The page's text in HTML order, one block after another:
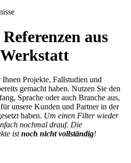
aus
Projekte, Fallstudien und
gemacht haben. Nutzen Sie den
Sprache oder auch Branche aus,
unsere Kunden und Partner in der
haben. Um einen Filter wieder
nochmal drauf. Die
istnoch nicht vollständig!